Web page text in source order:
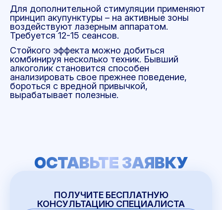
Для дополнительной стимуляции применяют
принцип акупунктуры – на активные зоны
воздействуют лазерным аппаратом.
Требуется 12-15 сеансов.
Стойкого эффекта можно добиться
комбинируя несколько техник. Бывший
алкоголик становится способен
анализировать свое прежнее поведение,
бороться с вредной привычкой,
вырабатывает полезные.
ОСТАВЬТЕ ЗАЯВКУ
ПОЛУЧИТЕ БЕСПЛАТНУЮ
КОНСУЛЬТАЦИЮ СПЕЦИАЛИСТА